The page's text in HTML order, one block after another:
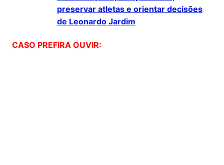
preservar atletas e orientar decisões
de Leonardo Jardim
CASO PREFIRA OUVIR: